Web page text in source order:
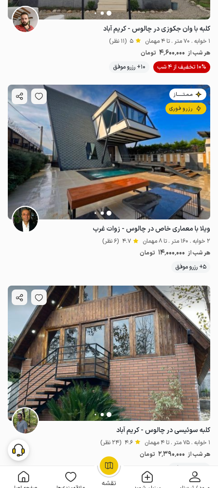
نقشه
OpenStreetMap
کلبه با وان جکوزی در چالوس - کریم آباد
1 خوابه . 70 متر . تا 4 مهمان 5 (11 نظر)
هر شب از 4٬600٬000 تومان
10% تخفیف از 4 شب
10+ رزرو موفق
مـمـتــــــاز
رزرو فوری
ویلا با معماری خاص در چالوس - زوات غرب
2 خوابه . 160 متر . تا 8 مهمان 4.7 (6 نظر)
هر شب از 14٬000٬000 تومان
5+ رزرو موفق
کلبه سوئیسی در چالوس - کریم آباد
1 خوابه . 75 متر . تا 4 مهمان 4.6 (24 نظر)
هر شب از 2٬390٬000 تومان